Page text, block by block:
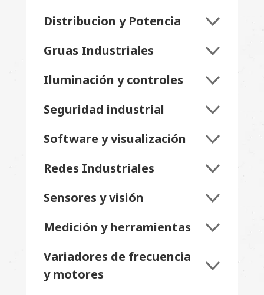
Distribucion y Potencia
Gruas Industriales
Iluminación y controles
Seguridad industrial
Software y visualización
Redes Industriales
Sensores y visión
Medición y herramientas
Variadores de frecuencia
y motores